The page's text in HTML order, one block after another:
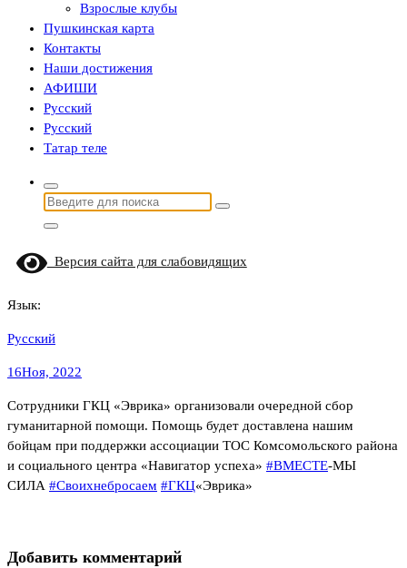
Взрослые клубы
Пушкинская карта
Контакты
Наши достижения
АФИШИ
Русский
Русский
Татар теле
Найти:
Версия сайта для слабовидящих
Язык:
Русский
16Ноя, 2022
Сотрудники ГКЦ «Эврика» организовали очередной сбор
гуманитарной помощи. Помощь будет доставлена нашим
бойцам при поддержки ассоциации ТОС Комсомольского района
и социального центра «Навигатор успеха» #ВМЕСТЕ-МЫ
СИЛА #Своихнебросаем #ГКЦ«Эврика»
Добавить комментарий